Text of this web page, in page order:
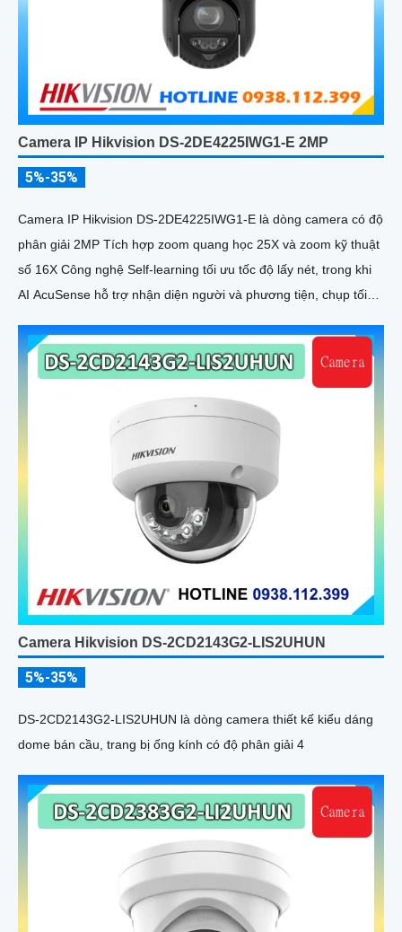
Camera IP Hikvision DS-2DE4225IWG1-E 2MP
5%-35%
Camera IP Hikvision DS-2DE4225IWG1-E là dòng camera có độ
phân giải 2MP Tích hợp zoom quang học 25X và zoom kỹ thuật
số 16X Công nghệ Self-learning tối ưu tốc độ lấy nét, trong khi
AI AcuSense hỗ trợ nhận diện người và phương tiện, chụp tối
Camera Hikvision DS-2CD2143G2-LIS2UHUN
5%-35%
DS-2CD2143G2-LIS2UHUN là dòng camera thiết kế kiểu dáng
dome bán cầu, trang bị ống kính có độ phân giải 4